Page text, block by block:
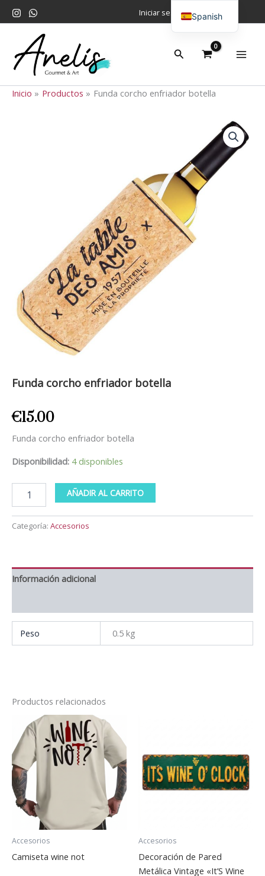
al
contenido
Iniciar sesión
Buscar
Inicio Productos Funda corcho enfriador botella
Funda corcho enfriador botella
€15.00
Funda corcho enfriador botella
Disponibilidad: 4 disponibles
AÑADIR AL CARRITO
Categoría: Accesorios
Información adicional
Peso 0.5 kg
Productos relacionados
Accesorios
Camiseta wine not
Accesorios
Decoración de Pared
Metálica Vintage «It’S Wine
Spanish